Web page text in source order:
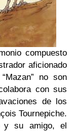
compuesto
aficionado
no son
con sus
de los
Tournepiche.
y su amigo, el